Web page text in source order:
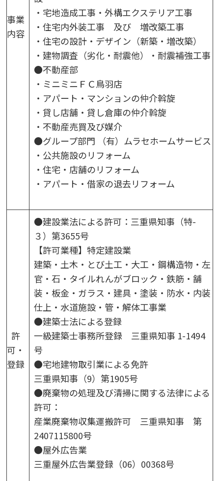
事業
内容
・宅地造成工事・外構エクステリア工事
・住宅内外装工事 及び 増改築工事
・住宅の設計・デザイン（新築・増改築）
・建物調査（劣化・耐震他）・耐震補強工事
●不動産部
・ミニミニＦＣ鳥羽店
・アパート・マンションの仲介斡旋
・貸し店舗・貸し倉庫の仲介斡旋
・不動産売買及び媒介
●グループ部門 （有）ムラセホームサービス
・公共施設のリフォーム
・住宅・店舗のリフォーム
・アパート・借家の退去リフォーム
許
可・
登録
●建設業法による許可：三重県知事（特-
３）第3655号
【許可業種】特定建設業
建築・土木・とび土工・大工・鋼構造物・左
官・石・タイルれんがブロック・鉄筋・舗
装・板金・ガラス・建具・塗装・防水・内装
仕上・水道施設・管・解体工事業
●建築士法による登録
一級建築士事務所登録 三重県知事 1-1494
号
●宅地建物取引業による免許
三重県知事（9）第1905号
●廃棄物の処理及び清掃に関する法律による
許可：
産業廃棄物収集運搬許可 三重県知事 第
2407115800号
●屋外広告業
三重屋外広告業登録（06）00368号